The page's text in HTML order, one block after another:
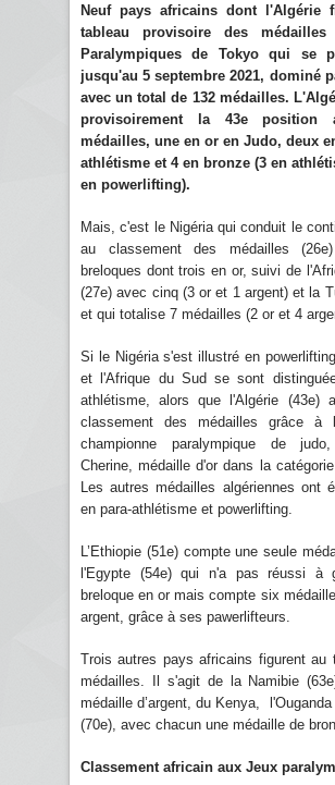
Neuf pays africains dont l'Algérie
tableau provisoire des médailles
Paralympiques de Tokyo qui se
jusqu'au 5 septembre 2021, dominé
avec un total de 132 médailles.
provisoirement la 43e position
médailles, une en or en Judo, deux
athlétisme et 4 en bronze (3 en
en powerlifting).
Mais, c'est le Nigéria qui conduit le
au classement des médailles
breloques dont trois en or, suivi de
(27e) avec cinq (3 or et 1 argent) et la
et qui totalise 7 médailles (2 or et 4
Si le Nigéria s'est illustré en
et l'Afrique du Sud se sont
athlétisme, alors que l'Algérie (43e)
classement des médailles grâce à
championne paralympique de judo,
Cherine, médaille d'or dans la
Les autres médailles algériennes ont
en para-athlétisme et powerlifting.
L’Ethiopie (51e) compte une seule
l'Egypte (54e) qui n'a pas réussi à
breloque en or mais compte six
argent, grâce à ses pawerlifteurs.
Trois autres pays africains figurent au
médailles. Il s'agit de la Namibie
médaille d’argent, du Kenya,
(70e), avec chacun une médaille de
Classement africain aux Jeux